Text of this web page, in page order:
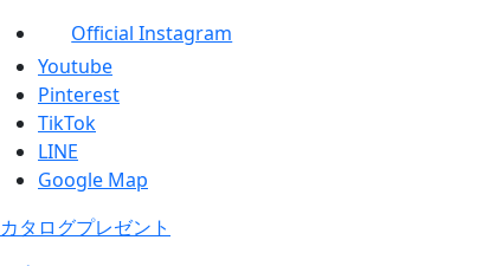
Official Instagram
Youtube
Pinterest
TikTok
LINE
Google Map
カタログプレゼント